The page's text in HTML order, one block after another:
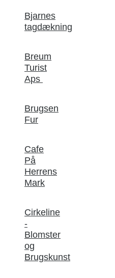
Bjarnes
tagdækning
Breum
Turist
Aps
Brugsen
Fur
Cafe
På
Herrens
Mark
Cirkeline
-
Blomster
og
Brugskunst